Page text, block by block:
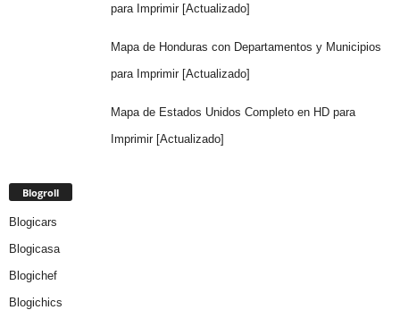
para Imprimir [Actualizado]
Mapa de Honduras con Departamentos y Municipios
para Imprimir [Actualizado]
Mapa de Estados Unidos Completo en HD para
Imprimir [Actualizado]
Blogroll
Blogicars
Blogicasa
Blogichef
Blogichics